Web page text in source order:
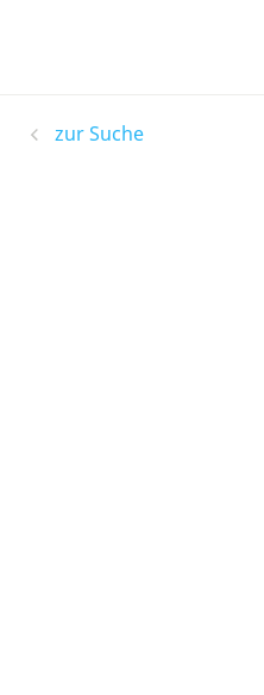
zur Suche